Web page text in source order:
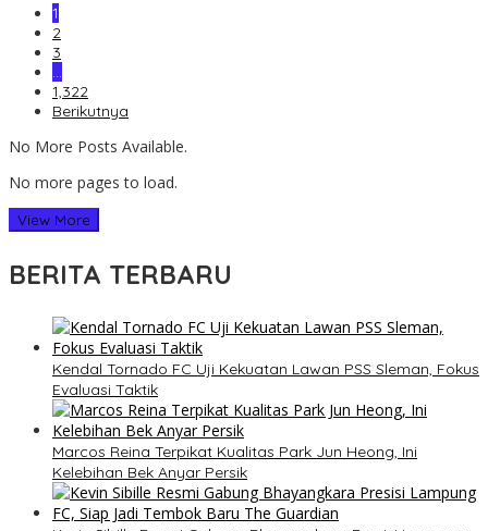
1
2
3
…
1,322
Berikutnya
No More Posts Available.
No more pages to load.
View More
BERITA TERBARU
Kendal Tornado FC Uji Kekuatan Lawan PSS Sleman, Fokus
Evaluasi Taktik
Marcos Reina Terpikat Kualitas Park Jun Heong, Ini
Kelebihan Bek Anyar Persik